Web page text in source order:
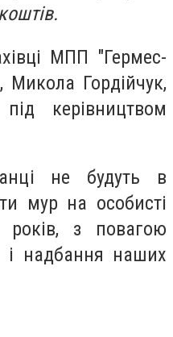
МПП "Гермес-
Гордійчук,
керівництвом
не будуть в
мур на особисті
з повагою
і надбання наших